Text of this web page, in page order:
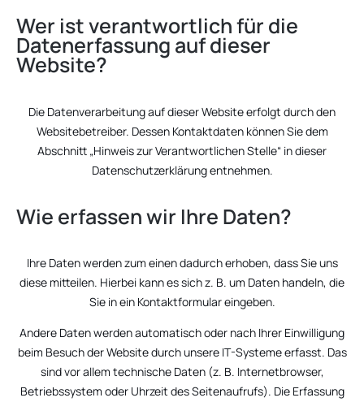
Wer ist verantwortlich für die
Datenerfassung auf dieser
Website?
Die Datenverarbeitung auf dieser Website erfolgt durch den
Websitebetreiber. Dessen Kontaktdaten können Sie dem
Abschnitt „Hinweis zur Verantwortlichen Stelle“ in dieser
Datenschutzerklärung entnehmen.
Wie erfassen wir Ihre Daten?
Ihre Daten werden zum einen dadurch erhoben, dass Sie uns
diese mitteilen. Hierbei kann es sich z. B. um Daten handeln, die
Sie in ein Kontaktformular eingeben.
Andere Daten werden automatisch oder nach Ihrer Einwilligung
beim Besuch der Website durch unsere IT-Systeme erfasst. Das
sind vor allem technische Daten (z. B. Internetbrowser,
Betriebssystem oder Uhrzeit des Seitenaufrufs). Die Erfassung